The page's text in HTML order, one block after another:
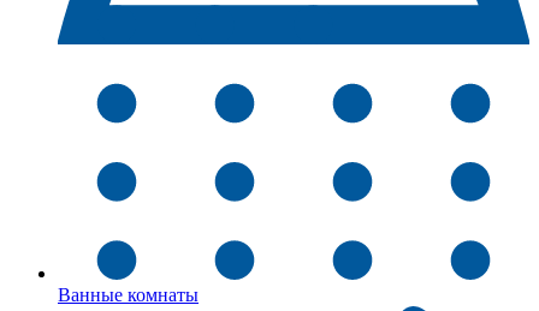
Ванные комнаты